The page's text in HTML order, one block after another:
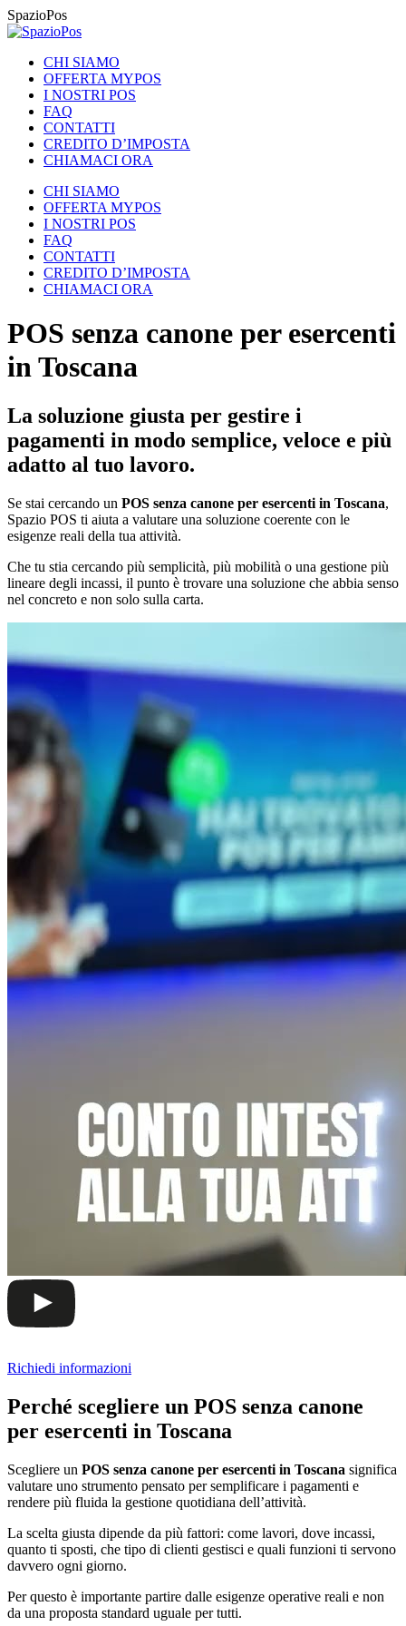
Vai
ai
SpazioPos
CHI SIAMO
OFFERTA MYPOS
I NOSTRI POS
FAQ
CONTATTI
CREDITO D’IMPOSTA
CHIAMACI ORA
CHI SIAMO
OFFERTA MYPOS
I NOSTRI POS
FAQ
CONTATTI
CREDITO D’IMPOSTA
CHIAMACI ORA
POS senza canone per esercenti
in Toscana
La soluzione giusta per gestire i
pagamenti in modo semplice, veloce e più
adatto al tuo lavoro.
Se stai cercando un POS senza canone per esercenti in Toscana,
Spazio POS ti aiuta a valutare una soluzione coerente con le
esigenze reali della tua attività.
Che tu stia cercando più semplicità, più mobilità o una gestione più
lineare degli incassi, il punto è trovare una soluzione che abbia senso
nel concreto e non solo sulla carta.
Richiedi informazioni
Perché scegliere un POS senza canone
per esercenti in Toscana
Scegliere un POS senza canone per esercenti in Toscana significa
valutare uno strumento pensato per semplificare i pagamenti e
rendere più fluida la gestione quotidiana dell’attività.
La scelta giusta dipende da più fattori: come lavori, dove incassi,
quanto ti sposti, che tipo di clienti gestisci e quali funzioni ti servono
davvero ogni giorno.
Per questo è importante partire dalle esigenze operative reali e non
da una proposta standard uguale per tutti.